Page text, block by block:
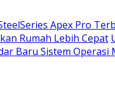
Apex Pro
Rumah Lebih Cepat
Baru Sistem